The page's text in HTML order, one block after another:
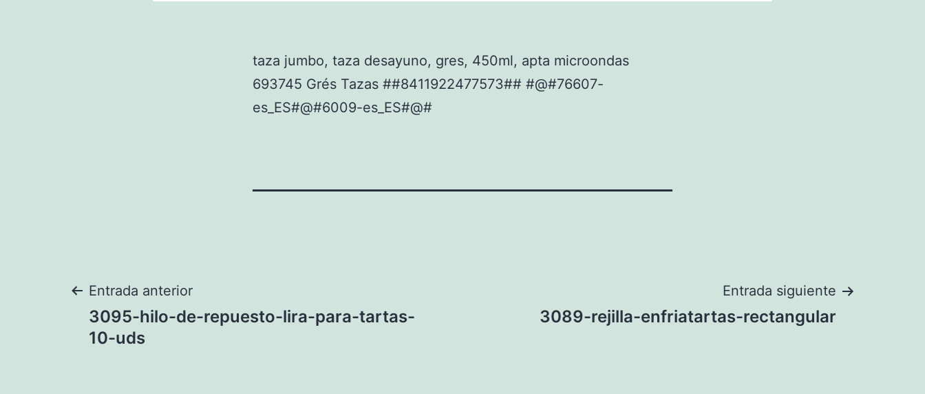
taza jumbo, taza desayuno, gres, 450ml, apta microondas
693745 Grés Tazas ##8411922477573## #@#76607-
es_ES#@#6009-es_ES#@#
Navegación
de
Entrada anterior
3095-hilo-de-repuesto-lira-para-tartas-
10-uds
Entrada siguiente
3089-rejilla-enfriatartas-rectangular